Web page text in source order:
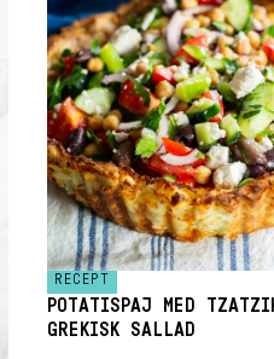
RECEPT
POTATISPAJ MED
GREKISK SALLAD